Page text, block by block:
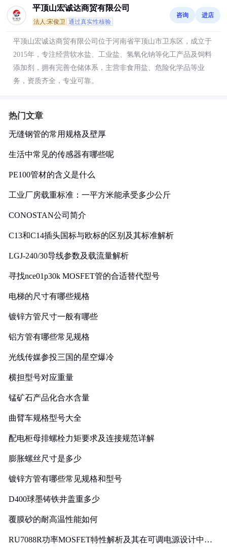
平顶山宏诚达商贸有限公司
法人:宋俊卫 通过真实性核验
咨询 进店
平顶山宏诚达商贸有限公司位于河南省平顶山市卫东区，成立于
2015年，专注经营软水盐、工业盐、氢氧化钠等化工产品及饲料
添加剂，拥有完善仓储体系，主营非食用盐、危险化学品等业
务，资质齐全，专业可靠。
热门文章
无缝钢管的常用规格及壁厚
生活中常见的传感器有哪些呢
PE100管材的含义是什么
工业厂房载重标准：一平方米能承受多少公斤
CONOSTAN公司简介
C13和C14插头国标与欧标的区别及其标准解析
LGJ-240/30导线参数及载流量解析
寻找nce01p30k MOSFET管的合适替代型号
电梯的尺寸有哪些规格
镀锌方管尺寸一般有哪些
铝方管有哪些常见规格
光线传媒参投三国的星空爆冷
横担型号对应重量
锰矿石产品化合水含量
曲臂车规格型号大全
配电柜母排螺栓力矩要求及连接规范详解
膨胀螺丝尺寸是多少
镀锌方管有哪些常见规格和型号
D400球墨铸铁井盖重多少
覆膜砂的耐高温性能如何
RU7088R功率MOSFET特性解析及其在可调电源设计中的